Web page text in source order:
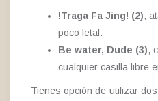
!Traga Fa Jing! (2),
poco letal.
Be water, Dude (3),
cualquier casilla libre
Tienes opción de utilizar